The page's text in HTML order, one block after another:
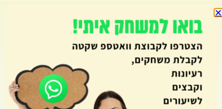
יום הורים
יום הזיכרון
יום המשפחה
יום העצמאות
יום השואה
יום השפה העברית
יום זכויות הילד